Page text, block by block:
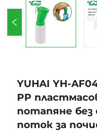
YUHAI YH-
PP
потапяне без
поток за